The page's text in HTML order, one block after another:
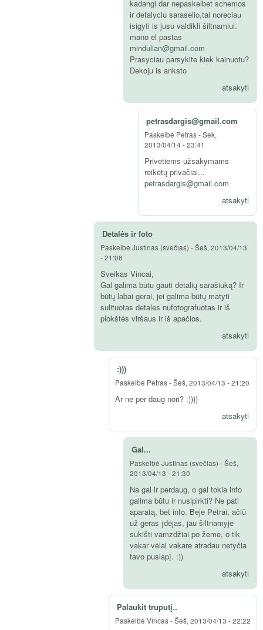
kadangi dar nepaskelbet schemos
ir detalyciu saraselio,tai noreciau
isigyti is jusu valdikli šiltnamiui.
mano el pastas
mindulian@gmail.com
Prasyciau parsykite kiek kainuotu?
Dekoju is anksto
atsakyti
petrasdargis@gmail.com
Paskelbė Petras-Sek,
2013/04/14 - 23:41
Privetiems užsakymams
reikėtų privačiai...
petrasdargis@gmail.com
atsakyti
Detalės ir foto
Paskelbė Justinas (svečias) -Šeš, 2013/04/13
- 21:08
Sveikas Vincai,
Gal galima būtu gauti detalių sarašiuką? Ir
būtų labai gerai, jei galima būtų matyti
sulituotas detales nufotografuotas ir iš
plokštės viršaus ir iš apačios.
atsakyti
:)))
Paskelbė Petras-Šeš, 2013/04/13 - 21:20
Ar ne per daug nori? :))))
atsakyti
Gal...
Paskelbė Justinas (svečias) -Šeš,
2013/04/13 - 21:30
Na gal ir perdaug, o gal tokia info
galima būtu ir nusipirkti? Ne pati
aparatą, bet info. Beje Petrai, ačiū
už geras įdėjas, jau šiltnamyje
sukišti vamzdžiai po žeme, o tik
vakar vėlai vakare atradau netyčia
tavo puslapį. :))
atsakyti
Palaukit truputį..
Paskelbė Vincas-Šeš, 2013/04/13 - 22:22